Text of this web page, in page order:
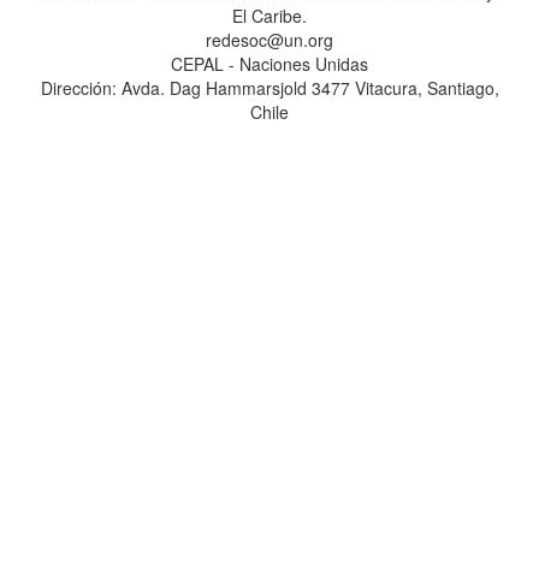
El Caribe.
redesoc@un.org
CEPAL - Naciones Unidas
Dirección: Avda. Dag Hammarsjold 3477 Vitacura, Santiago,
Chile